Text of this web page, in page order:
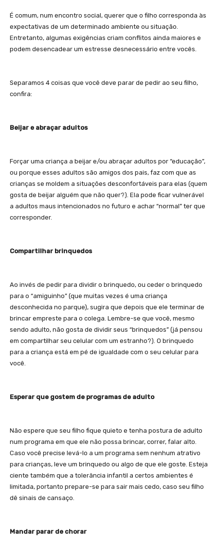
É comum, num encontro social, querer que o filho corresponda às
expectativas de um determinado ambiente ou situação.
Entretanto, algumas exigências criam conflitos ainda maiores e
podem desencadear um estresse desnecessário entre vocês.
Separamos 4 coisas que você deve parar de pedir ao seu filho,
confira:
Beijar e abraçar adultos
Forçar uma criança a beijar e/ou abraçar adultos por “educação”,
ou porque esses adultos são amigos dos pais, faz com que as
crianças se moldem a situações desconfortáveis para elas (quem
gosta de beijar alguém que não quer?). Ela pode ficar vulnerável
a adultos maus intencionados no futuro e achar “normal” ter que
corresponder.
Compartilhar brinquedos
Ao invés de pedir para dividir o brinquedo, ou ceder o brinquedo
para o “amiguinho” (que muitas vezes é uma criança
desconhecida no parque), sugira que depois que ele terminar de
brincar empreste para o colega. Lembre-se que você, mesmo
sendo adulto, não gosta de dividir seus “brinquedos” (já pensou
em compartilhar seu celular com um estranho?). O brinquedo
para a criança está em pé de igualdade com o seu celular para
você.
Esperar que gostem de programas de adulto
Não espere que seu filho fique quieto e tenha postura de adulto
num programa em que ele não possa brincar, correr, falar alto.
Caso você precise levá-lo a um programa sem nenhum atrativo
para crianças, leve um brinquedo ou algo de que ele goste. Esteja
ciente também que a tolerância infantil a certos ambientes é
limitada, portanto prepare-se para sair mais cedo, caso seu filho
dê sinais de cansaço.
Mandar parar de chorar